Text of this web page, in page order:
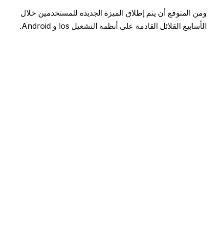
ومن المتوقع أن يتم إطلاق الميزة الجديدة للمستخدمين خلال
الأسابيع القلائل القادمة على أنظمة التشغيل Ios و Android.